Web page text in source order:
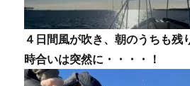
４日間風が吹き、朝のうちも残
時合いは突然に・・・・！